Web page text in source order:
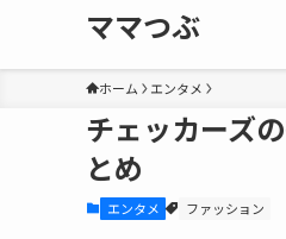
ママつぶ
ホーム エンタメ
チェッカーズ
とめ
エンタメ ファッション